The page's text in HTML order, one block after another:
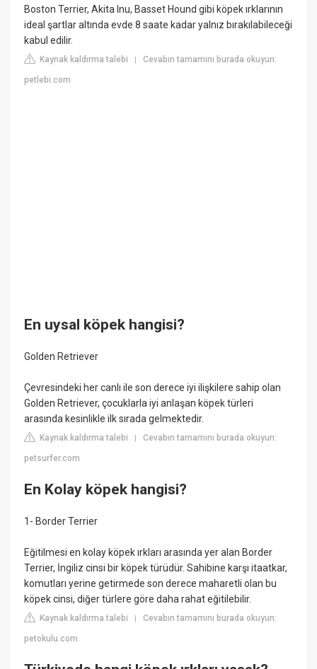
Boston Terrier, Akita Inu, Basset Hound gibi köpek ırklarının
ideal şartlar altında evde 8 saate kadar yalnız bırakılabileceği
kabul edilir.
Kaynak kaldırma talebi |Cevabın tamamını burada okuyun:
petlebi.com
En uysal köpek hangisi?
Golden Retriever
Çevresindeki her canlı ile son derece iyi ilişkilere sahip olan
Golden Retriever, çocuklarla iyi anlaşan köpek türleri
arasında kesinlikle ilk sırada gelmektedir.
Kaynak kaldırma talebi |Cevabın tamamını burada okuyun:
petsurfer.com
En Kolay köpek hangisi?
1- Border Terrier
Eğitilmesi en kolay köpek ırkları arasında yer alan Border
Terrier, İngiliz cinsi bir köpek türüdür. Sahibine karşı itaatkar,
komutları yerine getirmede son derece maharetli olan bu
köpek cinsi, diğer türlere göre daha rahat eğitilebilir.
Kaynak kaldırma talebi |Cevabın tamamını burada okuyun:
petokulu.com